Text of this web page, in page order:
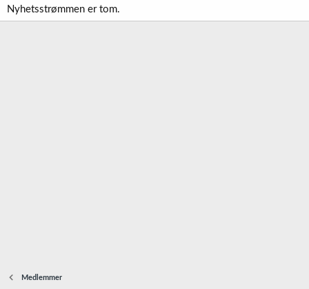
Nyhetsstrømmen er tom.
Medlemmer